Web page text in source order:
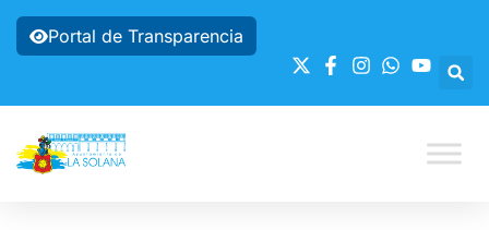
Portal de Transparencia